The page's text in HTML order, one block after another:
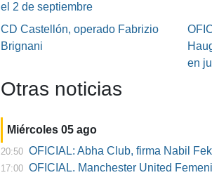
el 2 de septiembre
CD Castellón, operado Fabrizio
Brignani
en
Otras noticias
Miércoles 05 ago
20:50 OFICIAL: Abha Club, firma Nabil
17:00 OFICIAL. Manchester United